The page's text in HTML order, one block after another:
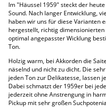
Im "Häussel 1959" steckt der
Sound. Nach langer Entwicklung,
haben wir uns für diese Varianten
hergestellt, richtig
optimal angepasster Wicklung
Ton.
Holzig warm, bei Akkorden die
näselnd und nicht zu dicht. Die
jeden Ton zur Delikatesse, lassen
Dabei schmatzt der 1959er bei
jederzeit ohne Anstrengung in
Pickup mit sehr großen